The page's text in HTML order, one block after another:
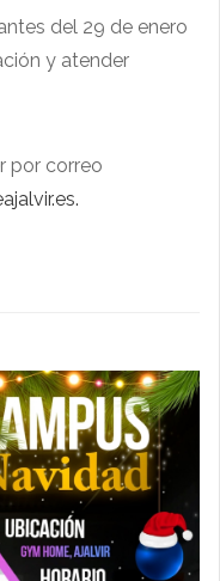
del 29 de enero
y atender
por correo
.